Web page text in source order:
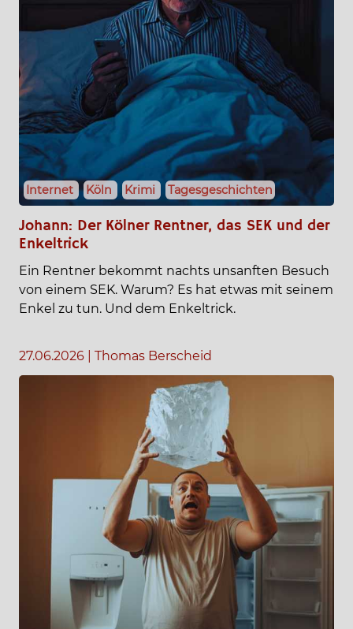
Internet Köln Krimi Tagesgeschichten
Johann: Der Kölner Rentner, das SEK und der
Enkeltrick
Ein Rentner bekommt nachts unsanften Besuch
von einem SEK. Warum? Es hat etwas mit seinem
Enkel zu tun. Und dem Enkeltrick.
27.06.2026 Thomas Berscheid